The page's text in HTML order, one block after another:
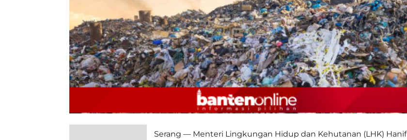
Serang — Menteri Lingkungan Hidup dan Kehutanan (LHK) Hanif